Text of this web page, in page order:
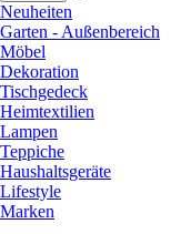
Neuheiten
Garten - Außenbereich
Möbel
Dekoration
Tischgedeck
Heimtextilien
Lampen
Teppiche
Haushaltsgeräte
Lifestyle
Marken